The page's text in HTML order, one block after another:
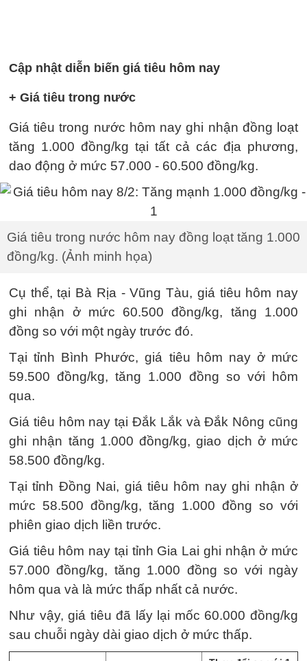
Cập nhật diễn biến giá tiêu hôm nay
+ Giá tiêu trong nước
Giá tiêu trong nước hôm nay ghi nhận đồng loạt
tăng 1.000 đồng/kg tại tất cả các địa phương,
dao động ở mức 57.000 - 60.500 đồng/kg.
Giá tiêu trong nước hôm nay đồng loạt tăng 1.000
đồng/kg. (Ảnh minh họa)
Cụ thể, tại Bà Rịa - Vũng Tàu, giá tiêu hôm nay
ghi nhận ở mức 60.500 đồng/kg, tăng 1.000
đồng so với một ngày trước đó.
Tại tỉnh Bình Phước, giá tiêu hôm nay ở mức
59.500 đồng/kg, tăng 1.000 đồng so với hôm
qua.
Giá tiêu hôm nay tại Đắk Lắk và Đắk Nông cũng
ghi nhận tăng 1.000 đồng/kg, giao dịch ở mức
58.500 đồng/kg.
Tại tỉnh Đồng Nai, giá tiêu hôm nay ghi nhận ở
mức 58.500 đồng/kg, tăng 1.000 đồng so với
phiên giao dịch liền trước.
Giá tiêu hôm nay tại tỉnh Gia Lai ghi nhận ở mức
57.000 đồng/kg, tăng 1.000 đồng so với ngày
hôm qua và là mức thấp nhất cả nước.
Như vậy, giá tiêu đã lấy lại mốc 60.000 đồng/kg
sau chuỗi ngày dài giao dịch ở mức thấp.